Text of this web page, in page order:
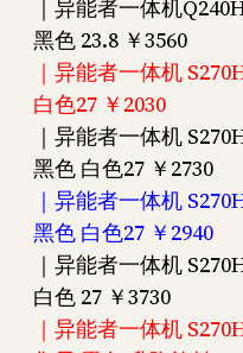
｜异能者一体机
黑色 23.8 ￥3560
｜异能者一体机
白色27 ￥2030
｜异能者一体机
黑色 白色27 ￥2730
｜异能者一体机
黑色 白色27 ￥2940
｜异能者一体机
白色 27 ￥3730
｜异能者一体机